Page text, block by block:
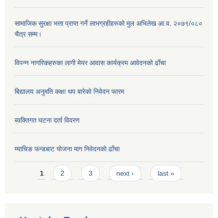
सामाजिक सुरक्षा भत्ता प्राप्त गर्ने लाभग्रहीहरुको मुल अभिलेख आ.व. २०७९/०८०
चैत्र सम्म।
विपन्न नागरिकहरुका लागी मेयर आवास कार्यक्रम आवेदनको ढाँचा
बिद्यालय अनुमति कक्षा थप बारेकाे निवेदन फारम
ब्यक्तिगत घटना दर्ता विवरण
म्याचिङ फन्डबाट याेजना माग निवेदनकाे ढाँचा
Pages
1 2 3 next › last »